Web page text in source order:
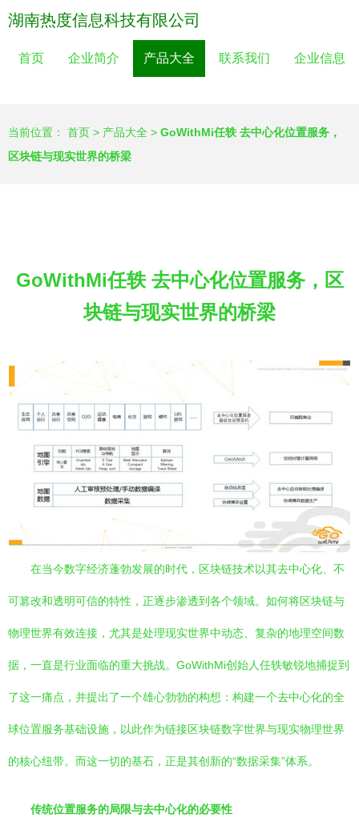
湖南热度信息科技有限公司
首页 企业简介 产品大全 联系我们 企业信息
当前位置： 首页 > 产品大全 > GoWithMi任轶 去中心化位置服务，
区块链与现实世界的桥梁
GoWithMi任轶 去中心化位置服务，区
块链与现实世界的桥梁
在当今数字经济蓬勃发展的时代，区块链技术以其去中心化、不
可篡改和透明可信的特性，正逐步渗透到各个领域。如何将区块链与
物理世界有效连接，尤其是处理现实世界中动态、复杂的地理空间数
据，一直是行业面临的重大挑战。GoWithMi创始人任轶敏锐地捕捉到
了这一痛点，并提出了一个雄心勃勃的构想：构建一个去中心化的全
球位置服务基础设施，以此作为链接区块链数字世界与现实物理世界
的核心纽带。而这一切的基石，正是其创新的“数据采集”体系。
传统位置服务的局限与去中心化的必要性